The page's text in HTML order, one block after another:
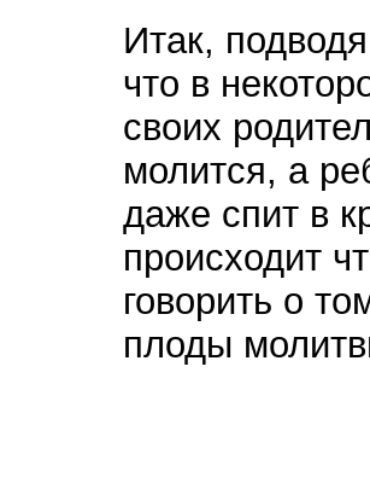
Итак,
что в
своих
молится, а
даже спит в
происходит
говорить о
плоды